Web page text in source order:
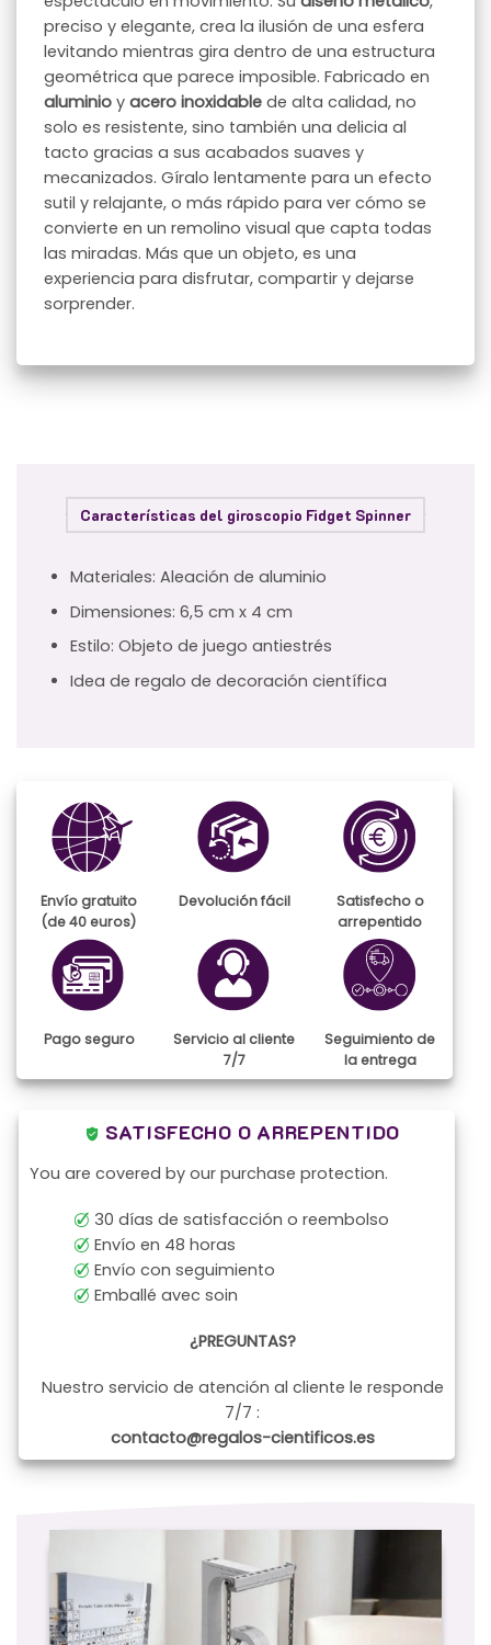
preciso y elegante, crea la ilusión de una esfera
levitando mientras gira dentro de una estructura
geométrica que parece imposible. Fabricado en
aluminio yacero inoxidable de alta calidad, no
solo es resistente, sino también una delicia al
tacto gracias a sus acabados suaves y
mecanizados. Gíralo lentamente para un efecto
sutil y relajante, o más rápido para ver cómo se
convierte en un remolino visual que capta todas
las miradas. Más que un objeto, es una
experiencia para disfrutar, compartir y dejarse
sorprender.
Características del giroscopio Fidget Spinner
Materiales: Aleación de aluminio
Dimensiones: 6,5 cm x 4 cm
Estilo: Objeto de juego antiestrés
Idea de regalo de decoración científica
Envío gratuito
(de 40 euros)
Devolución fácil
Satisfecho o
arrepentido
Pago seguro
Servicio al cliente
7/7
Seguimiento de
la entrega
SATISFECHO O ARREPENTIDO
You are covered by our purchase protection.
30 días de satisfacción o reembolso
Envío en 48 horas
Envío con seguimiento
Emballé avec soin
¿PREGUNTAS?
Nuestro servicio de atención al cliente le responde
7/7 :
contacto@regalos-cientificos.es